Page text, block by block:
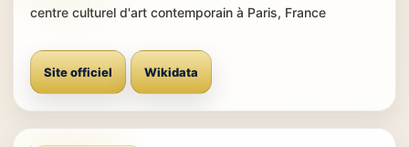
centre culturel d'art contemporain à Paris, France
Site officiel Wikidata